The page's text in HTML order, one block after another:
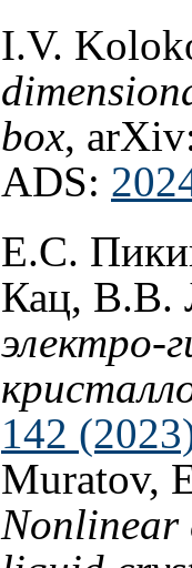
I.V.
box,
ADS:
Е.С.
Кац, В.В.
электро-
142
Muratov,
Nonlinear